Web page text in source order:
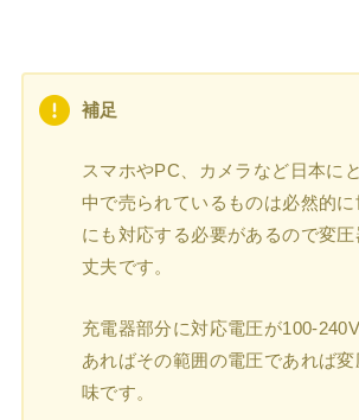
補足
スマホやPC、カメラなど日本に
中で売られているものは必然的
にも対応する必要があるので変
丈夫です。
充電器部分に対応電圧が100-
あればその範囲の電圧であれば
味です。